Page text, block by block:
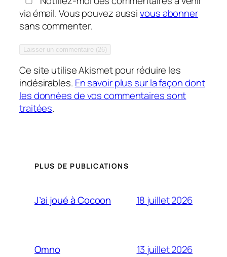
via émail. Vous pouvez aussivous abonner
sans commenter.
Ce site utilise Akismet pour réduire les
indésirables. En savoir plus sur la façon dont
les données de vos commentaires sont
traitées.
PLUS DE PUBLICATIONS
J’ai joué à Cocoon 18 juillet 2026
Omno 13 juillet 2026